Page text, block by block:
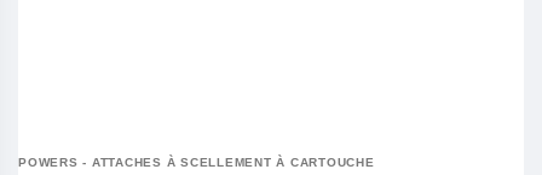
POWERS - ATTACHES À SCELLEMENT À CARTOUCHE